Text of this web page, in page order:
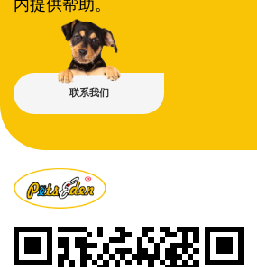
内提供帮助。
联系我们